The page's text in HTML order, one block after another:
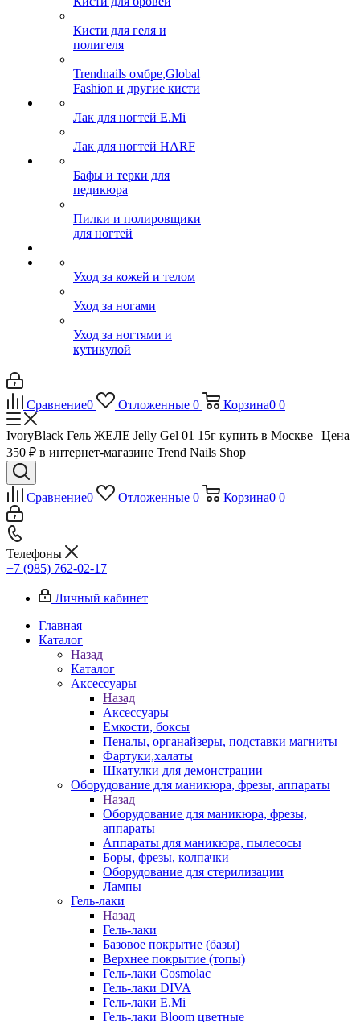
Кисти для геля и
полигеля
Trendnails омбре,Global
Fashion и другие кисти
Лак для ногтей E.Mi
Лак для ногтей HARF
Бафы и терки для
педикюра
Пилки и полировщики
для ногтей
Уход за кожей и телом
Уход за ногами
Уход за ногтями и
кутикулой
Сравнение0 Отложенные 0 Корзина0 0
IvoryBlack Гель ЖЕЛЕ Jelly Gel 01 15г купить в Москве | Цена
350 ₽ в интернет-магазине Trend Nails Shop
Сравнение0 Отложенные 0 Корзина0 0
Телефоны
+7 (985) 762-02-17
Личный кабинет
Главная
Каталог
Назад
Каталог
Аксессуары
Назад
Аксессуары
Емкости, боксы
Пеналы, органайзеры, подставки магниты
Фартуки,халаты
Шкатулки для демонстрации
Оборудование для маникюра, фрезы, аппараты
Назад
Оборудование для маникюра, фрезы,
аппараты
Аппараты для маникюра, пылесосы
Боры, фрезы, колпачки
Оборудование для стерилизации
Лампы
Гель-лаки
Назад
Гель-лаки
Базовое покрытие (базы)
Верхнее покрытие (топы)
Гель-лаки Cosmolac
Гель-лаки DIVA
Гель-лаки E.Mi
Гель-лаки Bloom цветные